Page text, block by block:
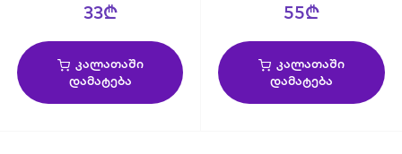
33₾
კალათაში
დამატება
55₾
კალათაში
დამატება